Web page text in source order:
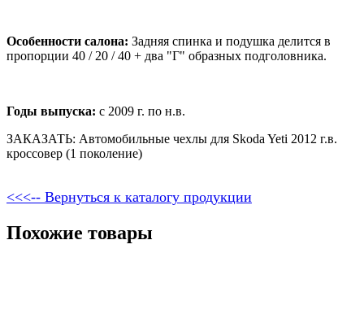
Особенности салона: Задняя спинка и подушка делится в
пропорции 40 / 20 / 40 + два "Г" образных подголовника.
Годы выпуска: с 2009 г. по н.в.
ЗАКАЗАТЬ: Автомобильные чехлы для Skoda Yeti 2012 г.в.
кроссовер (1 поколение)
<<<-- Вернуться к каталогу продукции
Похожие товары